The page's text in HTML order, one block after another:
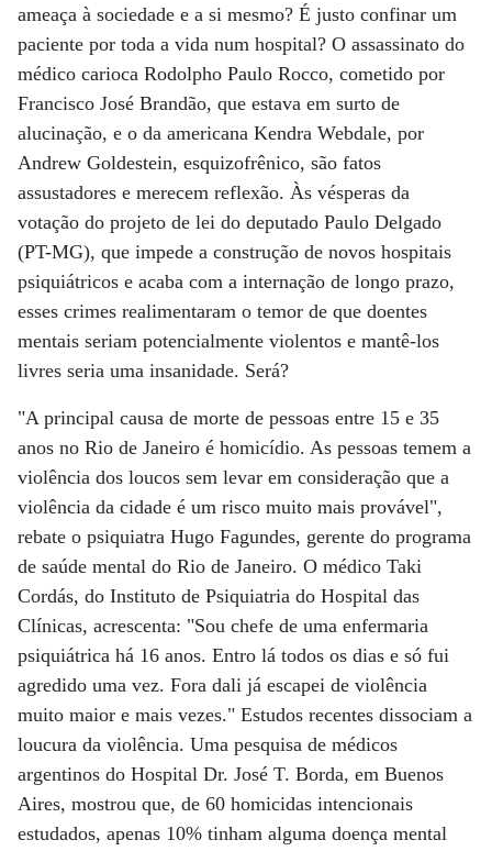
ameaça à sociedade e a si mesmo? É justo confinar um
paciente por toda a vida num hospital? O assassinato do
médico carioca Rodolpho Paulo Rocco, cometido por
Francisco José Brandão, que estava em surto de
alucinação, e o da americana Kendra Webdale, por
Andrew Goldestein, esquizofrênico, são fatos
assustadores e merecem reflexão. Às vésperas da
votação do projeto de lei do deputado Paulo Delgado
(PT-MG), que impede a construção de novos hospitais
psiquiátricos e acaba com a internação de longo prazo,
esses crimes realimentaram o temor de que doentes
mentais seriam potencialmente violentos e mantê-los
livres seria uma insanidade. Será?
"A principal causa de morte de pessoas entre 15 e 35
anos no Rio de Janeiro é homicídio. As pessoas temem a
violência dos loucos sem levar em consideração que a
violência da cidade é um risco muito mais provável",
rebate o psiquiatra Hugo Fagundes, gerente do programa
de saúde mental do Rio de Janeiro. O médico Taki
Cordás, do Instituto de Psiquiatria do Hospital das
Clínicas, acrescenta: "Sou chefe de uma enfermaria
psiquiátrica há 16 anos. Entro lá todos os dias e só fui
agredido uma vez. Fora dali já escapei de violência
muito maior e mais vezes." Estudos recentes dissociam a
loucura da violência. Uma pesquisa de médicos
argentinos do Hospital Dr. José T. Borda, em Buenos
Aires, mostrou que, de 60 homicidas intencionais
estudados, apenas 10% tinham alguma doença mental